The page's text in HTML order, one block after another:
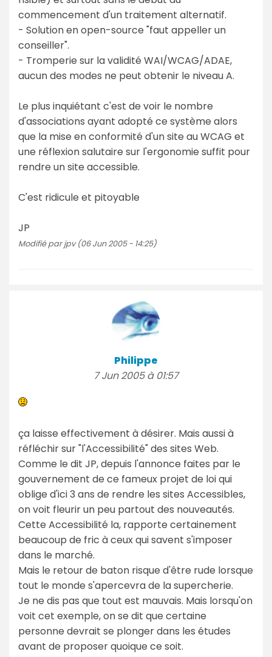
commencement d'un traitement alternatif.
- Solution en open-source "faut appeller un
conseiller".
- Tromperie sur la validité WAI/WCAG/ADAE,
aucun des modes ne peut obtenir le niveau A.
Le plus inquiétant c'est de voir le nombre
d'associations ayant adopté ce système alors
que la mise en conformité d'un site au WCAG et
une réflexion salutaire sur l'ergonomie suffit pour
rendre un site accessible.
C'est ridicule et pitoyable
JP
Modifié par jpv (06 Jun 2005 - 14:25)
Philippe
7 Jun 2005 à 01:57
ça laisse effectivement à désirer. Mais aussi à
réfléchir sur "l'Accessibilité" des sites Web.
Comme le dit JP, depuis l'annonce faites par le
gouvernement de ce fameux projet de loi qui
oblige d'ici 3 ans de rendre les sites Accessibles,
on voit fleurir un peu partout des nouveautés.
Cette Accessibilité la, rapporte certainement
beaucoup de fric à ceux qui savent s'imposer
dans le marché.
Mais le retour de baton risque d'être rude lorsque
tout le monde s'apercevra de la supercherie.
Je ne dis pas que tout est mauvais. Mais lorsqu'on
voit cet exemple, on se dit que certaine
personne devrait se plonger dans les études
avant de proposer quoique ce soit.